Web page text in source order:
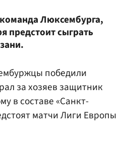
Люксембурга,
предстоит сыграть
победили
за хозяев защитник
в составе «Санкт-
матчи Лиги Европы